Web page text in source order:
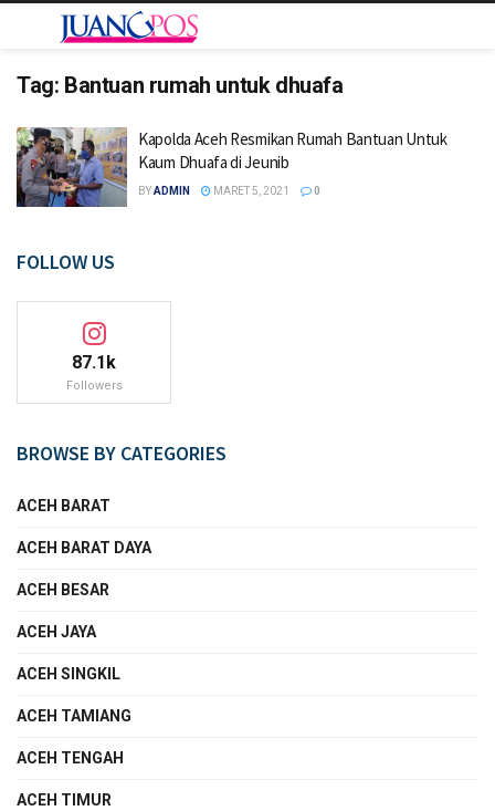
Tag: Bantuan rumah untuk dhuafa
Kapolda Aceh Resmikan Rumah Bantuan Untuk
Kaum Dhuafa di Jeunib
BYADMIN MARET 5, 2021 0
FOLLOW US
87.1k
Followers
BROWSE BY CATEGORIES
ACEH BARAT
ACEH BARAT DAYA
ACEH BESAR
ACEH JAYA
ACEH SINGKIL
ACEH TAMIANG
ACEH TENGAH
ACEH TIMUR